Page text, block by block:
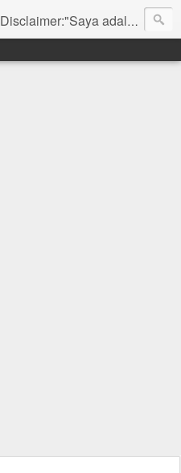
Disclaimer:"Saya adalah seorang agent di bawah agensi yang mewakili Syarikat PruBSN Takaful Bhd. Maklumat di dlm blog ini hanyalah penerangan ringkas dan berdasarkan pendapat peribadi saya dan bukan sebahagian daripada sijil. Saya dan syarikat PruBSN tidak akan bertanggungjawab sekiranya terdapat salah faham dalam apa yang disampaikan. Anda dinasihatkan untuk berjumpa terus dgn wakil sah utk mendapatkan penerangan yang lebih terperinci. Sila layari web rasmi di www.prubsn.com.my"